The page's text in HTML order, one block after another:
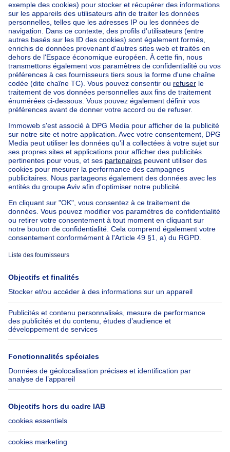
Accueil
Agences immobilières
Agences immobilières à Tilff
CD CONSULT
Nos maisons hors de la Belgique
Maison à vendre France
Maison à vendre Espagne
Maison à vendre Italie
Maison à vendre Luxembourg
Maison à vendre Pays-bas
Nos biens pas chèrsMaison à vendre pas cher
Appartements à louer pas cher
Nos biens à louer avec chambres
Appartement à vendre avec 3 chambres
Maison à vendre avec 3 chambres
Appartement à louer avec 3 chambres
Maison à louer avec 3 chambres
Appartement à louer avec 3 chambres Bruxelles-ville
À propos
Immoweb
Presse
Emplois
Groupe Axel Springer
SeLoger.com
Immowelt.de
Outils
Belfius
Assurances
Check-list déménagement
Aide
FAQ
Accessibilité
Contactez-nous
Suivez-nous
LinkedIn